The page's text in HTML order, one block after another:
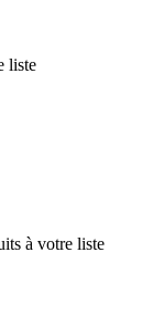
liste
à votre liste